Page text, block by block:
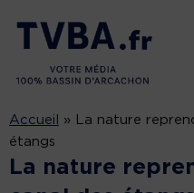
Accueil »
La nature
étangs
La nature